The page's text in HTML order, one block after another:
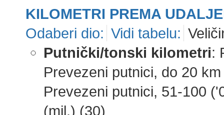
KILOMETRI PREMA
Odaberi dio: Vidi tabelu:
Putnički/tonski kilometri:
Prevezeni putnici, do 20
Prevezeni putnici, 51-100
(mil.) (30)